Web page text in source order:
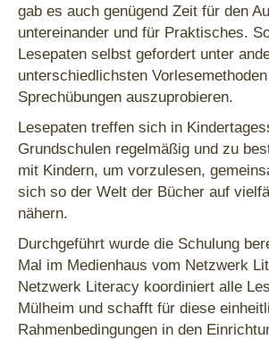
gab es auch genügend Zeit für den
untereinander und für Praktisches.
Lesepaten selbst gefordert unter
unterschiedlichsten
Sprechübungen auszuprobieren.
Lesepaten treffen sich in
Grundschulen regelmäßig und zu
mit Kindern, um vorzulesen,
sich so der Welt der Bücher auf
nähern.
Durchgeführt wurde die Schulung
Mal im Medienhaus vom Netzwerk
Netzwerk Literacy koordiniert alle
Mülheim und schafft für diese
Rahmenbedingungen in den